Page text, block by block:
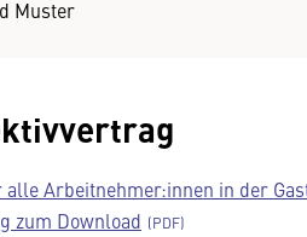
Muster
Arbeitnehmer:innen in der
zum Download